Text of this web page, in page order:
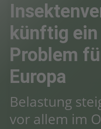
künftig
Problem
Europa
Belastung
vor allem im